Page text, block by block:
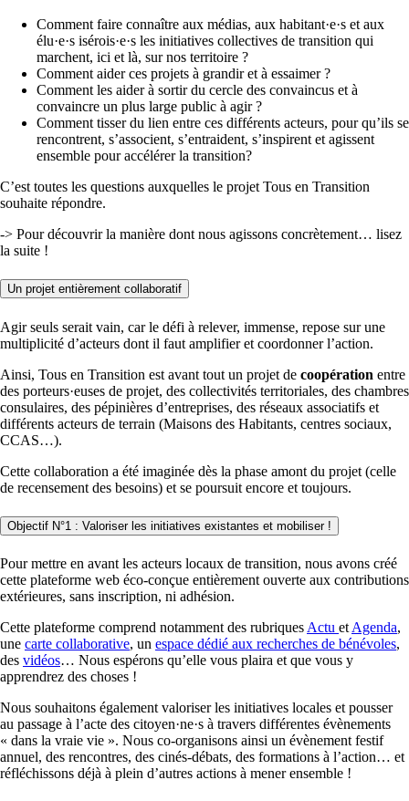
Comment faire connaître aux médias, aux habitant·e·s et aux
élu·e·s isérois·e·s les initiatives collectives de transition qui
marchent, ici et là, sur nos territoire ?
Comment aider ces projets à grandir et à essaimer ?
Comment les aider à sortir du cercle des convaincus et à
convaincre un plus large public à agir ?
Comment tisser du lien entre ces différents acteurs, pour qu’ils se
rencontrent, s’associent, s’entraident, s’inspirent et agissent
ensemble pour accélérer la transition?
C’est toutes les questions auxquelles le projet Tous en Transition
souhaite répondre.
-> Pour découvrir la manière dont nous agissons concrètement… lisez
la suite !
Un projet entièrement collaboratif
Agir seuls serait vain, car le défi à relever, immense, repose sur une
multiplicité d’acteurs dont il faut amplifier et coordonner l’action.
Ainsi, Tous en Transition est avant tout un projet de coopération entre
des porteurs·euses de projet, des collectivités territoriales, des chambres
consulaires, des pépinières d’entreprises, des réseaux associatifs et
différents acteurs de terrain (Maisons des Habitants, centres sociaux,
CCAS…).
Cette collaboration a été imaginée dès la phase amont du projet (celle
de recensement des besoins) et se poursuit encore et toujours.
Objectif N°1 : Valoriser les initiatives existantes et mobiliser !
Pour mettre en avant les acteurs locaux de transition, nous avons créé
cette plateforme web éco-conçue entièrement ouverte aux contributions
extérieures, sans inscription, ni adhésion.
Cette plateforme comprend notamment des rubriques Actu et Agenda,
une carte collaborative, un espace dédié aux recherches de bénévoles,
des vidéos… Nous espérons qu’elle vous plaira et que vous y
apprendrez des choses !
Nous souhaitons également valoriser les initiatives locales et pousser
au passage à l’acte des citoyen·ne·s à travers différentes évènements
« dans la vraie vie ». Nous co-organisons ainsi un évènement festif
annuel, des rencontres, des cinés-débats, des formations à l’action… et
réfléchissons déjà à plein d’autres actions à mener ensemble !